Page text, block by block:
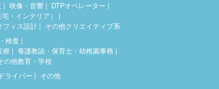
映像・音響
DTPオペレーター
・インテリア）
フィス設計
その他クリエイティブ系
検査
療
養護教諭・保育士・幼稚園事務
の他教育・学校
ライバー
その他